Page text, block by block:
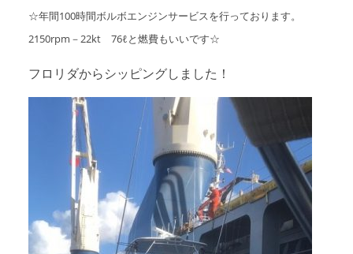
☆年間100時間ボルボエンジンサービスを行っております。
2150rpm－22kt 76ℓと燃費もいいです☆
フロリダからシッピングしました！